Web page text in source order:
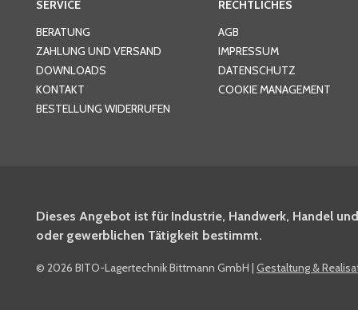
SERVICE
BERATUNG
ZAHLUNG UND VERSAND
DOWNLOADS
KONTAKT
BESTELLUNG WIDERRUFEN
RECHTLICHES
AGB
IMPRESSUM
DATENSCHUTZ
COOKIE MANAGEMENT
Dieses Angebot ist für Industrie, Handwerk, Handel
oder gewerblichen Tätigkeit bestimmt.
© 2026 BITO-Lagertechnik Bittmann GmbH | Gestaltung &